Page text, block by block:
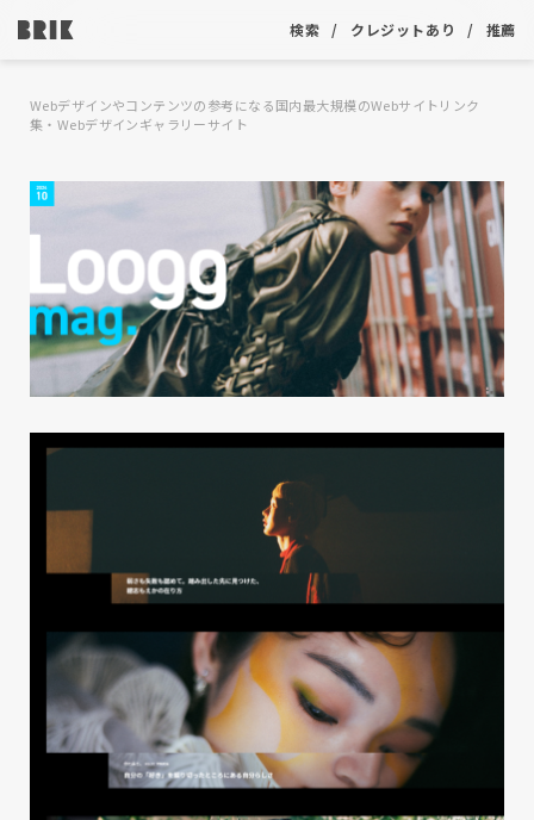
検索 クレジットあり 推薦
Webデザインやコンテンツの参考になる国内最大規模のWebサイトリンク
集・Webデザインギャラリーサイト